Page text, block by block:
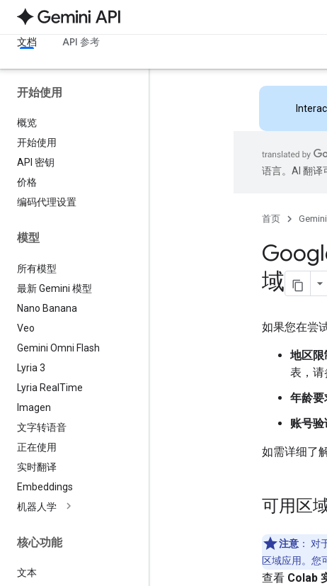
文档 API 参考
开始使用
概览
开始使用
API 密钥
价格
编码代理设置
模型
所有模型
最新 Gemini 模型
Nano Banana
Veo
Gemini Omni Flash
Lyria 3
Lyria Real Time
Imagen
文字转语音
正在使用
实时翻译
Embeddings
机器人学
核心功能
文本
语言。AI 翻译
首页
域
如果您在尝
地区限
表，请
年龄要
账号验
如需详细了
可用区
注意 ： 对
区域应用。您
查看 Colab